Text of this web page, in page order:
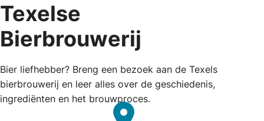
Texelse
Bierbrouwerij
Bier liefhebber? Breng een bezoek aan de Texels
bierbrouwerij en leer alles over de geschiedenis,
ingrediënten en het brouwproces.